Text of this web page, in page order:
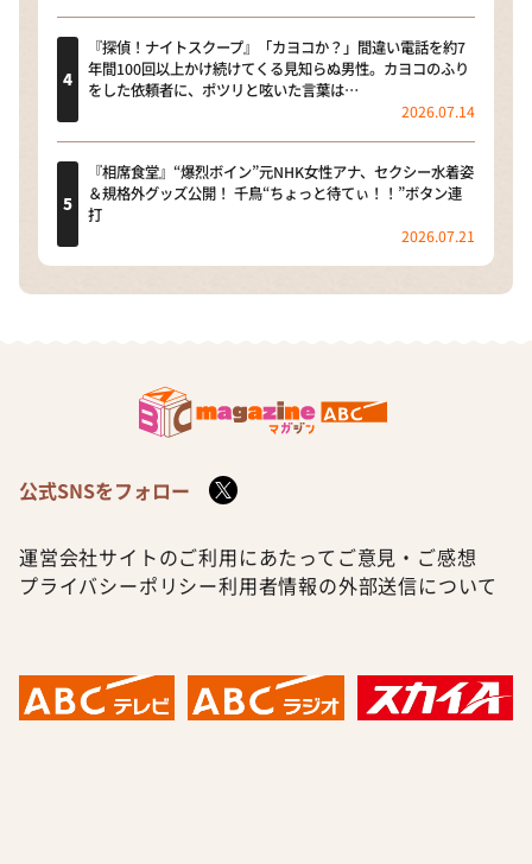
『探偵！ナイトスクープ』「カヨコか？」間違い電話を約7
年間100回以上かけ続けてくる見知らぬ男性。カヨコのふり
をした依頼者に、ポツリと呟いた言葉は…
2026.07.14
『相席食堂』“爆烈ボイン”元NHK女性アナ、セクシー水着姿
＆規格外グッズ公開！ 千鳥“ちょっと待てぃ！！”ボタン連
打
2026.07.21
公式SNSをフォロー
運営会社サイトのご利用にあたって ご意見・ご感想
プライバシーポリシー利用者情報の外部送信について